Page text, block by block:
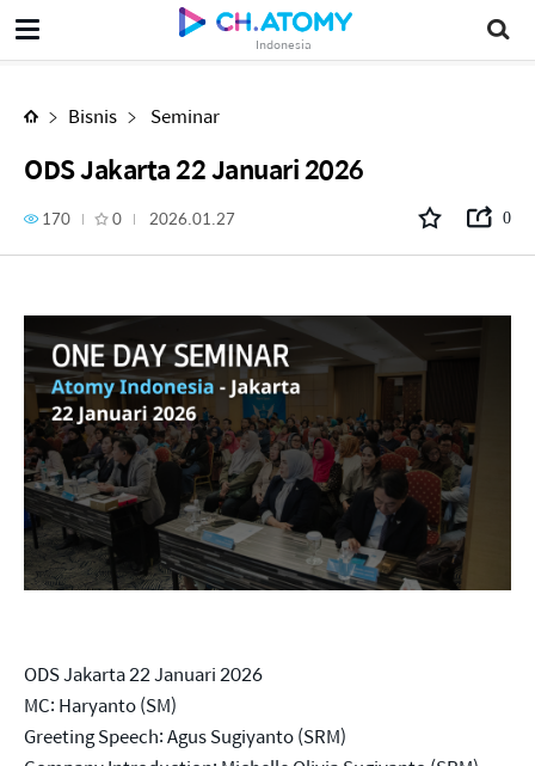
Indonesia
ODS Jakarta 22 Januari 2026
Bisnis Seminar
ODS Jakarta 22 Januari 2026
170 0 2026.01.27 0
ODS Jakarta 22 Januari 2026
MC: Haryanto (SM)
Greeting Speech: Agus Sugiyanto (SRM)